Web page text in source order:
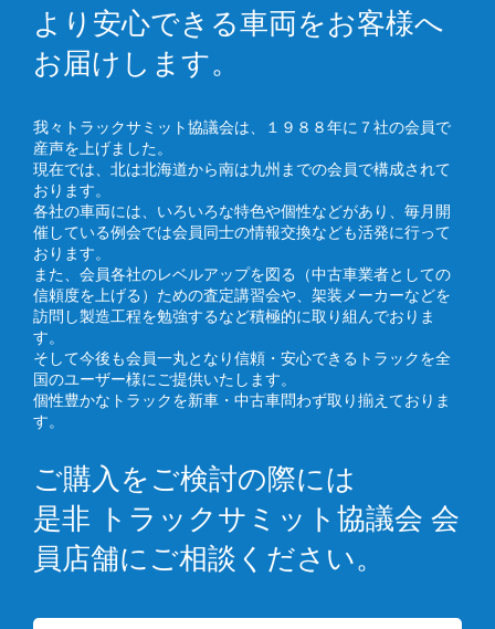
より安心できる車両をお客様へ
お届けします。
我々トラックサミット協議会は、１９８８年に７社の会員で
産声を上げました。
現在では、北は北海道から南は九州までの会員で構成されて
おります。
各社の車両には、いろいろな特色や個性などがあり、毎月開
催している例会では会員同士の情報交換なども活発に行って
おります。
また、会員各社のレベルアップを図る（中古車業者としての
信頼度を上げる）ための査定講習会や、架装メーカーなどを
訪問し製造工程を勉強するなど積極的に取り組んでおりま
す。
そして今後も会員一丸となり信頼・安心できるトラックを全
国のユーザー様にご提供いたします。
個性豊かなトラックを新車・中古車問わず取り揃えておりま
す。
ご購入をご検討の際には
是非 トラックサミット協議会 会
員店舗にご相談ください。